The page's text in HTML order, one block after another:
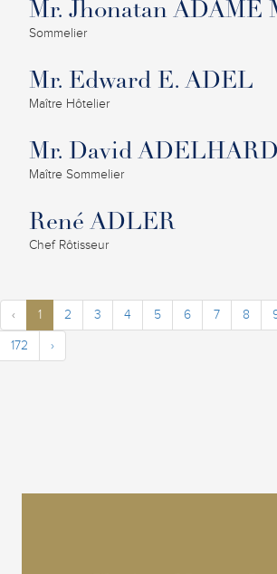
Mr. Jhonatan ADAME
Sommelier
Mr. Edward E. ADEL
Maître Hôtelier
Mr. David
Maître Sommelier
René ADLER
Chef Rôtisseur
‹ 1 2 3 4 5 6 7 8
172
›